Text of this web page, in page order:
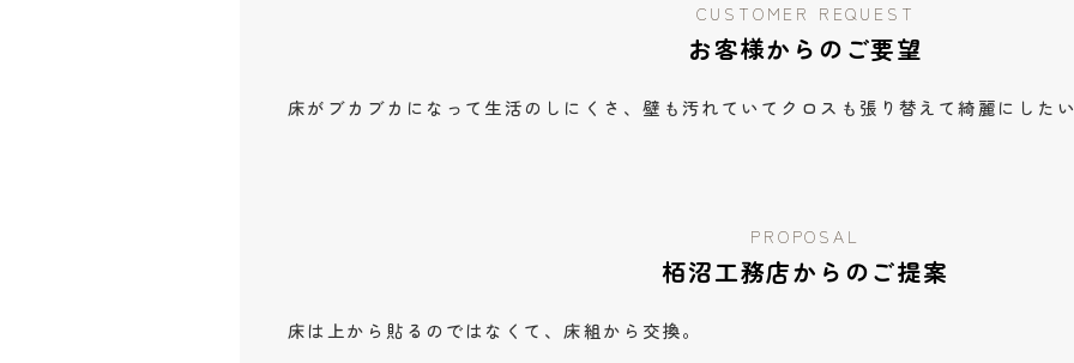
CUSTOMER REQUEST
お客様からのご要望
床がブカブカになって生活のしにくさ、壁も汚れていてクロスも張り替えて綺麗にした
PROPOSAL
栢沼工務店からのご提案
床は上から貼るのではなくて、床組から交換。